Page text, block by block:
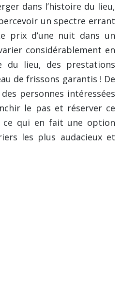
dans l’histoire du lieu,
un spectre errant
prix d’une nuit dans un
considérablement en
du lieu, des prestations
de frissons garantis ! De
personnes intéressées
le pas et réserver ce
ce qui en fait une option
les plus audacieux et